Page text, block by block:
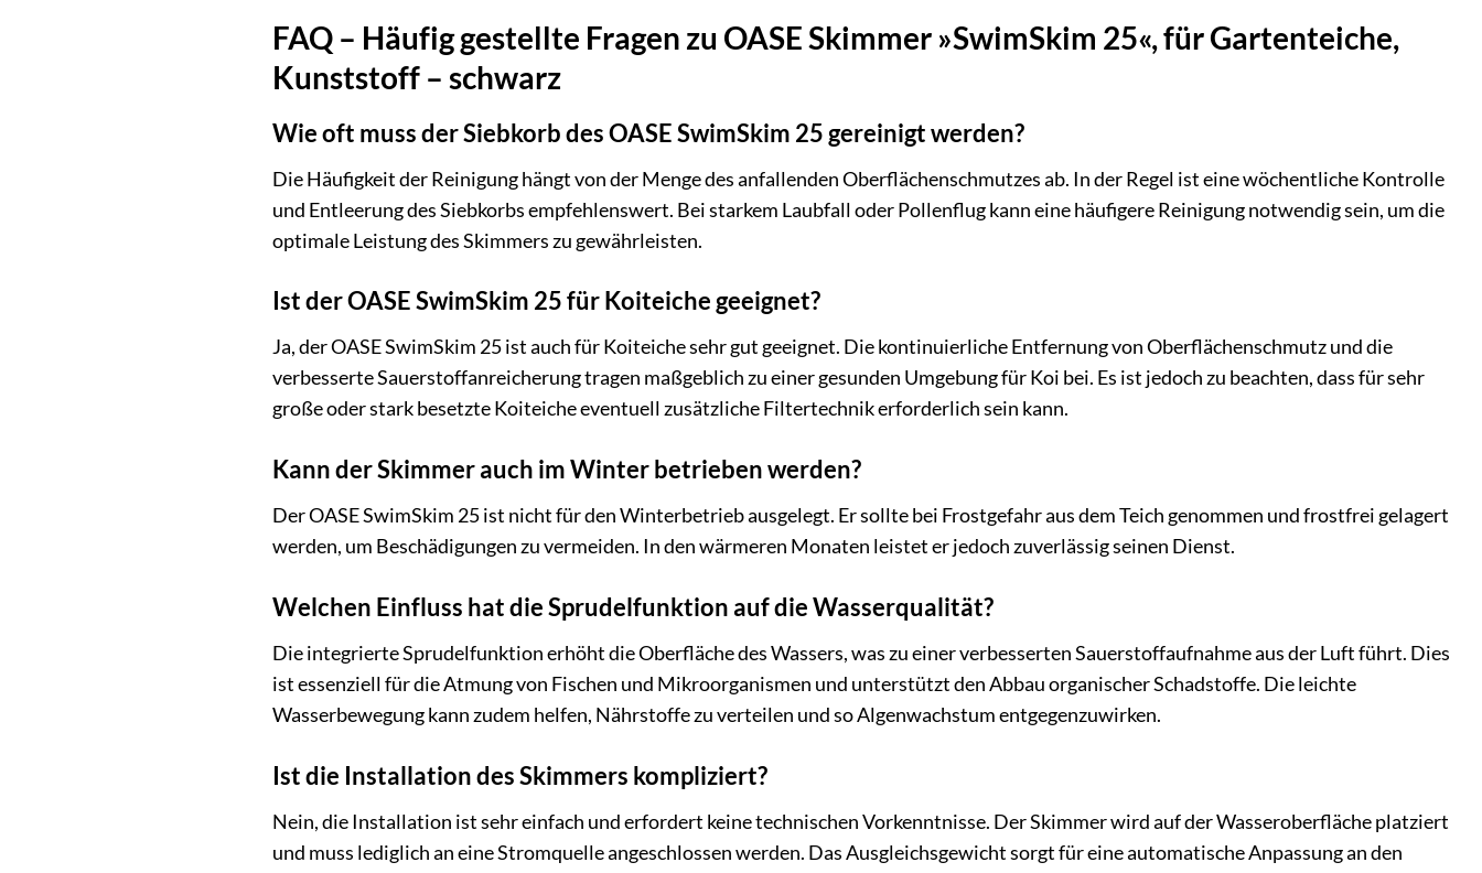
FAQ – Häufig gestellte Fragen zu OASE Skimmer »SwimSkim 25«, für Gartenteiche,
Kunststoff – schwarz
Wie oft muss der Siebkorb des OASE SwimSkim 25 gereinigt werden?
Die Häufigkeit der Reinigung hängt von der Menge des anfallenden Oberflächenschmutzes ab. In der Regel ist eine wöchentliche Kontrolle
und Entleerung des Siebkorbs empfehlenswert. Bei starkem Laubfall oder Pollenflug kann eine häufigere Reinigung notwendig sein, um die
optimale Leistung des Skimmers zu gewährleisten.
Ist der OASE SwimSkim 25 für Koiteiche geeignet?
Ja, der OASE SwimSkim 25 ist auch für Koiteiche sehr gut geeignet. Die kontinuierliche Entfernung von Oberflächenschmutz und die
verbesserte Sauerstoffanreicherung tragen maßgeblich zu einer gesunden Umgebung für Koi bei. Es ist jedoch zu beachten, dass für sehr
große oder stark besetzte Koiteiche eventuell zusätzliche Filtertechnik erforderlich sein kann.
Kann der Skimmer auch im Winter betrieben werden?
Der OASE SwimSkim 25 ist nicht für den Winterbetrieb ausgelegt. Er sollte bei Frostgefahr aus dem Teich genommen und frostfrei gelagert
werden, um Beschädigungen zu vermeiden. In den wärmeren Monaten leistet er jedoch zuverlässig seinen Dienst.
Welchen Einfluss hat die Sprudelfunktion auf die Wasserqualität?
Die integrierte Sprudelfunktion erhöht die Oberfläche des Wassers, was zu einer verbesserten Sauerstoffaufnahme aus der Luft führt. Dies
ist essenziell für die Atmung von Fischen und Mikroorganismen und unterstützt den Abbau organischer Schadstoffe. Die leichte
Wasserbewegung kann zudem helfen, Nährstoffe zu verteilen und so Algenwachstum entgegenzuwirken.
Ist die Installation des Skimmers kompliziert?
Nein, die Installation ist sehr einfach und erfordert keine technischen Vorkenntnisse. Der Skimmer wird auf der Wasseroberfläche platziert
und muss lediglich an eine Stromquelle angeschlossen werden. Das Ausgleichsgewicht sorgt für eine automatische Anpassung an den